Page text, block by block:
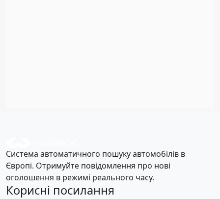
Система автоматичного пошуку автомобілів в
Європі. Отримуйте повідомлення про нові
оголошення в режимі реального часу.
Корисні посилання